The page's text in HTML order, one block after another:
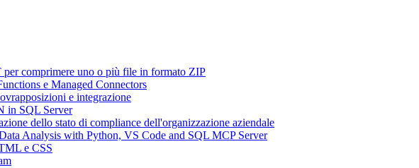
comprimere uno o più file in formato ZIP
e Managed Connectors
e integrazione
in SQL Server
dello stato di compliance dell'organizzazione aziendale
Analysis with Python, VS Code and SQL MCP Server
e CSS